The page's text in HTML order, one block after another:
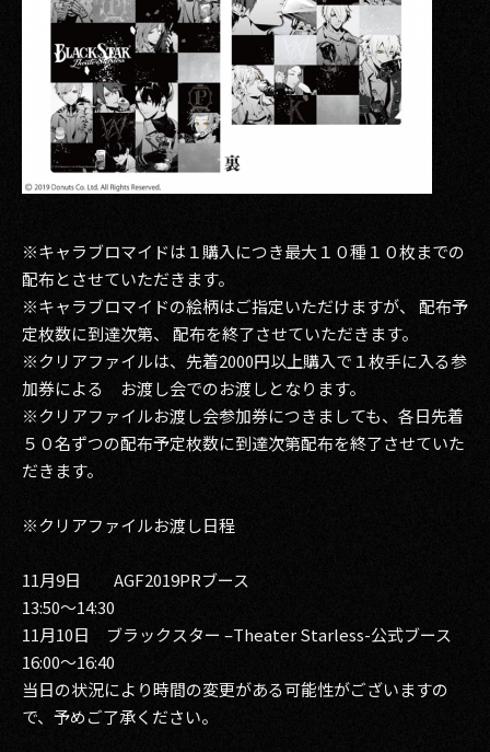
※キャラブロマイドは１購入につき最大１０種１０枚までの
配布とさせていただきます。
※キャラブロマイドの絵柄はご指定いただけますが、 配布予
定枚数に到達次第、 配布を終了させていただきます。
※クリアファイルは、先着2000円以上購入で１枚手に入る参
加券による お渡し会でのお渡しとなります。
※クリアファイルお渡し会参加券につきましても、各日先着
５０名ずつの配布予定枚数に到達次第配布を終了させていた
だきます。
※クリアファイルお渡し日程
11月9日 AGF2019PRブース
13:50～14:30
11月10日 ブラックスター –Theater Starless-公式ブース
16:00～16:40
当日の状況により時間の変更がある可能性がございますの
で、予めご了承ください。